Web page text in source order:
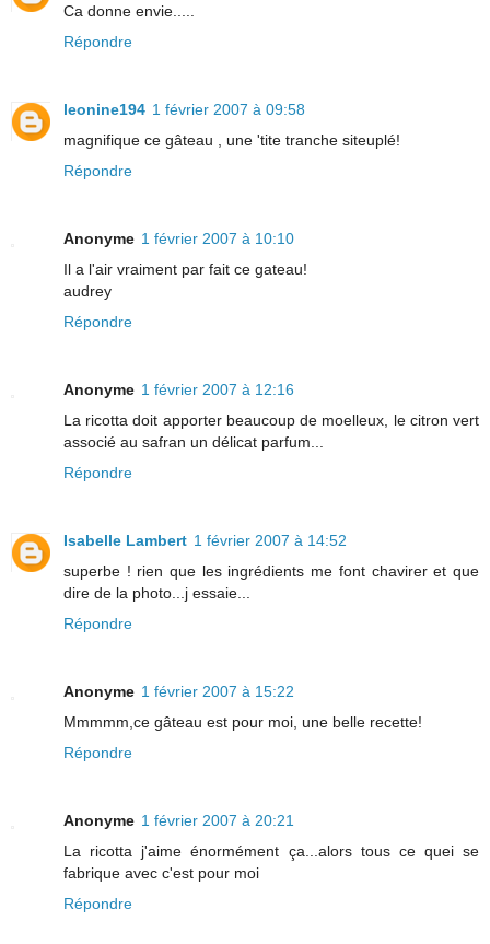
Ca donne envie.....
Répondre
leonine194 1 février 2007 à 09:58
magnifique ce gâteau , une 'tite tranche siteuplé!
Répondre
Anonyme 1 février 2007 à 10:10
Il a l'air vraiment par fait ce gateau!
audrey
Répondre
Anonyme 1 février 2007 à 12:16
La ricotta doit apporter beaucoup de moelleux, le citron vert
associé au safran un délicat parfum...
Répondre
Isabelle Lambert 1 février 2007 à 14:52
superbe ! rien que les ingrédients me font chavirer et que
dire de la photo...j essaie...
Répondre
Anonyme 1 février 2007 à 15:22
Mmmmm,ce gâteau est pour moi, une belle recette!
Répondre
Anonyme 1 février 2007 à 20:21
La ricotta j'aime énormément ça...alors tous ce quei se
fabrique avec c'est pour moi
Répondre